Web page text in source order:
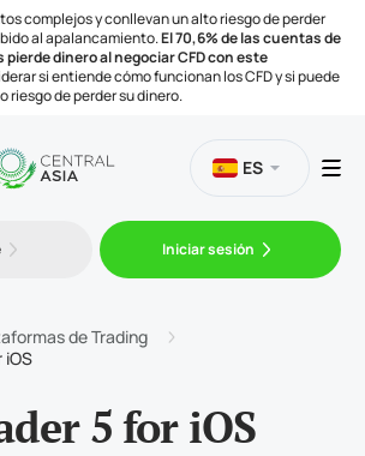
complejos y conllevan un alto riesgo de perder
al apalancamiento.El 70,6% de las cuentas de
dinero al negociar CFD con este
si entiende cómo funcionan los CFD y si puede
riesgo de perder su dinero.
ES
Iniciar sesión
de Trading
iOS
5 for iOS